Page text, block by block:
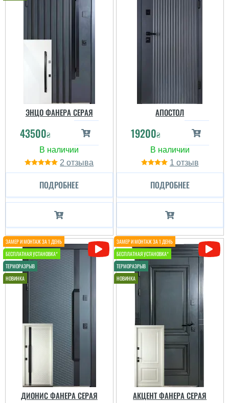
ЭНЦО ФАНЕРА СЕРАЯ
43500₴
2
ПОДРОБНЕЕ
АПОСТОЛ
19200₴
1
ПОДРОБНЕЕ
ДИОНИС ФАНЕРА СЕРАЯ АКЦЕНТ ФАНЕРА СЕРАЯ